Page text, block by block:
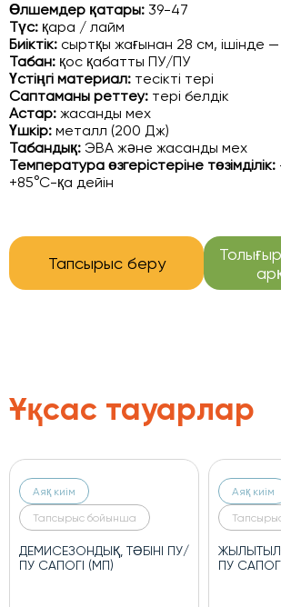
Өлшемдер қатары: 39-47
Түс: қара / лайм
Биіктік: сыртқы жағынан 28 см, ішінде
Табан: қос қабатты ПУ/ПУ
Үстіңгі материал: тесікті тері
Саптаманы реттеу: тері белдік
Астар: жасанды мех
Үшкір: металл (200 Дж)
Табандық: ЭВА және жасанды мех
Температура өзгерістеріне төзімділік:
+85°С-қа дейін
Тапсырыс беру
Ұқсас тауарлар
Аяқ киім
Тапсырыс бойынша
ДЕМИСЕЗОНДЫҚ, ТӘБІНІ ПУ/
ПУ САПОГІ (МП)
Аяқ киім
ПУ